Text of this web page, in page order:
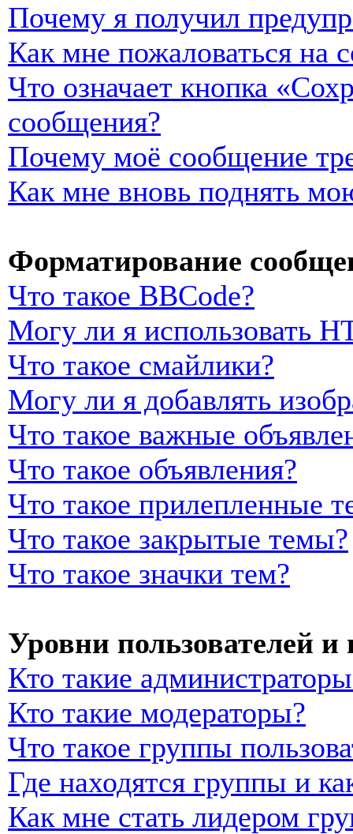
Почему я получил
Как мне пожаловаться на
Что означает кнопка
сообщения?
Почему моё сообщение
Как мне вновь поднять
Форматирование
Что такое BBCode?
Могу ли я использовать
Что такое смайлики?
Могу ли я добавлять
Что такое важные
Что такое объявления?
Что такое прилепленные
Что такое закрытые темы?
Что такое значки тем?
Уровни пользователей
Кто такие
Кто такие модераторы?
Что такое группы
Где находятся группы и
Как мне стать лидером